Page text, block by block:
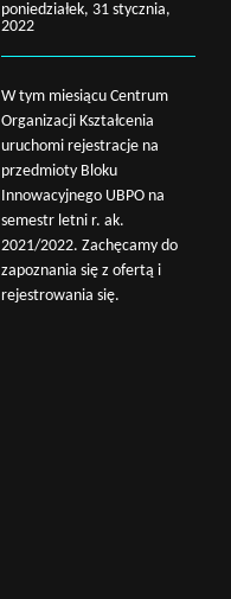
poniedziałek, 31 stycznia,
2022
W tym miesiącu Centrum
Organizacji Kształcenia
uruchomi rejestracje na
przedmioty Bloku
Innowacyjnego UBPO na
semestr letni r. ak.
2021/2022. Zachęcamy do
zapoznania się z ofertą i
rejestrowania się.